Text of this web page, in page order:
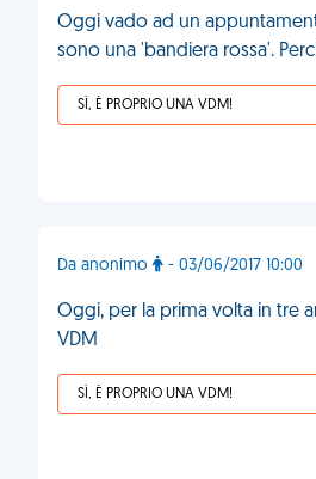
Oggi vado ad un
sono una 'bandiera rossa'.
SÌ, È PROPRIO UNA VDM!
Da anonimo - 03/06/2017 10:00
Oggi, per la prima volta in tre
VDM
SÌ, È PROPRIO UNA VDM!